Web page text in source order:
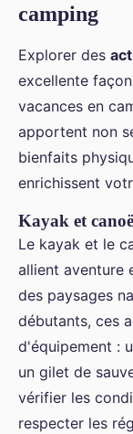
camping
Explorer des
excellente
vacances en
apportent non
bienfaits
enrichissent
Kayak et canoë
Le kayak et le
allient aventure
des paysages
débutants, ces
d'équipement :
un gilet de
vérifier les
respecter les